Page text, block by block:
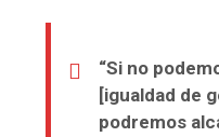
“Si no
[igualdad de
podremos